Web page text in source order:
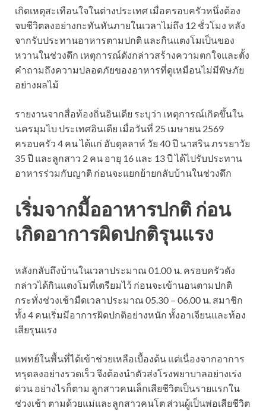
เกิดเหตุสะเทือนใจในต่างประเทศ เมื่อครอบครัวหนึ่งต้อง
จบชีวิตลงอย่างกะทันหันภายในเวลาไม่ถึง 12 ชั่วโมง หลัง
จากรับประทานอาหารตามปกติ และกินแตงโมเป็นของ
หวานในช่วงดึก เหตุการณ์ดังกล่าวสร้างความตกใจและตั้ง
คำถามถึงความปลอดภัยของอาหารที่ดูเหมือนไม่มีพิษภัย
อย่างผลไม้
รายงานจากสื่อท้องถิ่นอินเดีย ระบุว่า เหตุการณ์เกิดขึ้นใน
นครมุมไบ ประเทศอินเดีย เมื่อวันที่ 25 เมษายน 2569
ครอบครัว 4 คน ได้แก่ อับดุลลาห์ วัย 40 ปี นาสริน ภรรยาวัย
35 ปี และลูกสาว 2 คน อายุ 16 และ 13 ปี ได้ไปรับประทาน
อาหารร่วมกับญาติ ก่อนจะแยกย้ายกลับบ้านในช่วงดึก
เริ่มจากมื้ออาหารปกติ ก่อน
เกิดอาการผิดปกติรุนแรง
หลังกลับถึงบ้านในเวลาประมาณ 01.00 น. ครอบครัวดัง
กล่าวได้กินแตงโมที่เตรียมไว้ ก่อนจะเข้านอนตามปกติ
กระทั่งช่วงเช้ามืดเวลาประมาณ 05.30 – 06.00 น. สมาชิก
ทั้ง 4 คนเริ่มมีอาการผิดปกติอย่างหนัก ทั้งอาเจียนและท้อง
เสียรุนแรง
แพทย์ในพื้นที่ได้เข้าช่วยเหลือเบื้องต้น แต่เนื่องจากอาการ
ทรุดลงอย่างรวดเร็ว จึงต้องนำตัวส่งโรงพยาบาลอย่างเร่ง
ด่วน อย่างไรก็ตาม ลูกสาวคนเล็กเสียชีวิตเป็นรายแรกใน
ช่วงเช้า ตามด้วยแม่และลูกสาวคนโต ส่วนผู้เป็นพ่อเสียชีวิต